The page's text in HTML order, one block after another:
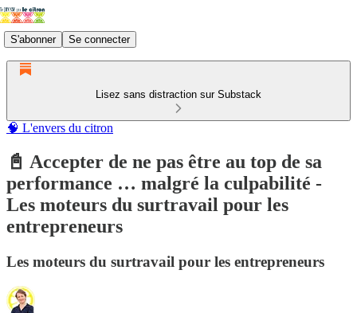
S'abonner Se connecter
Lisez sans distraction sur Substack
🧠 L'envers du citron
📓 Accepter de ne pas être au top de sa
performance … malgré la culpabilité -
Les moteurs du surtravail pour les
entrepreneurs
Les moteurs du surtravail pour les entrepreneurs